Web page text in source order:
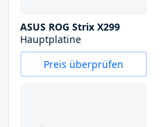
ASUS ROG Strix X299
Hauptplatine
Preis überprüfen